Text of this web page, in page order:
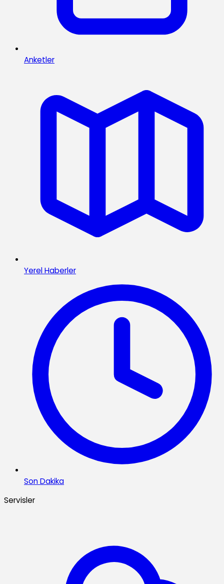
Anketler
Yerel Haberler
Son Dakika
Servisler